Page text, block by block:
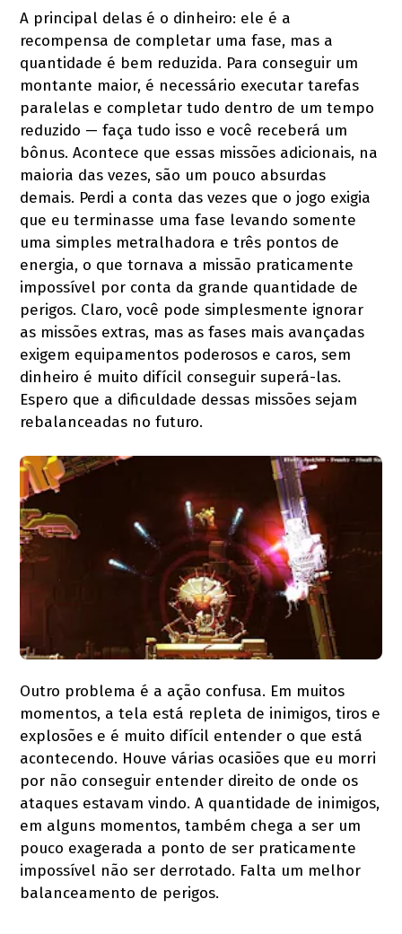
A principal delas é o dinheiro: ele é a
recompensa de completar uma fase, mas a
quantidade é bem reduzida. Para conseguir um
montante maior, é necessário executar tarefas
paralelas e completar tudo dentro de um tempo
reduzido — faça tudo isso e você receberá um
bônus. Acontece que essas missões adicionais, na
maioria das vezes, são um pouco absurdas
demais. Perdi a conta das vezes que o jogo exigia
que eu terminasse uma fase levando somente
uma simples metralhadora e três pontos de
energia, o que tornava a missão praticamente
impossível por conta da grande quantidade de
perigos. Claro, você pode simplesmente ignorar
as missões extras, mas as fases mais avançadas
exigem equipamentos poderosos e caros, sem
dinheiro é muito difícil conseguir superá-las.
Espero que a dificuldade dessas missões sejam
rebalanceadas no futuro.
Outro problema é a ação confusa. Em muitos
momentos, a tela está repleta de inimigos, tiros e
explosões e é muito difícil entender o que está
acontecendo. Houve várias ocasiões que eu morri
por não conseguir entender direito de onde os
ataques estavam vindo. A quantidade de inimigos,
em alguns momentos, também chega a ser um
pouco exagerada a ponto de ser praticamente
impossível não ser derrotado. Falta um melhor
balanceamento de perigos.